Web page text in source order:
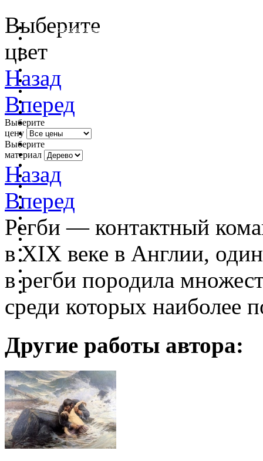
очистить фильтр цвета
Выберите
цвет
Назад
Вперед
Выберите
цену
Выберите
материал
Назад
Вперед
Регби — контактный
в XIX веке в Англии,
в регби породила
среди которых наиболее
Другие работы автора: